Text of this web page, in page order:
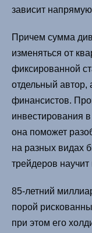
зависит
Причем сумма
изменяться от
фиксированной
отдельный
финансистов.
инвестирования
она поможет
на разных видах
трейдеров
85-летний
порой
при этом его